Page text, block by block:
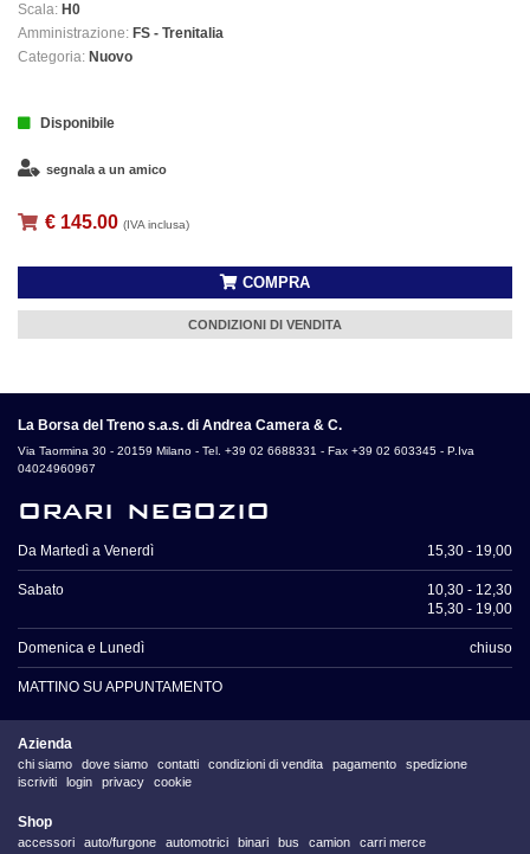
Scala: H0
Amministrazione: FS - Trenitalia
Categoria: Nuovo
Disponibile
segnala a un amico
€ 145.00 (IVA inclusa)
COMPRA
CONDIZIONI DI VENDITA
La Borsa del Treno s.a.s. di Andrea Camera & C.
Via Taormina 30 - 20159 Milano - Tel. +39 02 6688331 - Fax +39 02 603345 - P.Iva
04024960967
orari negozio
Da Martedì a Venerdì 15,30 - 19,00
Sabato
10,30 - 12,30
15,30 - 19,00
Domenica e Lunedì chiuso
MATTINO SU APPUNTAMENTO
Azienda
chi siamo dove siamo contatti condizioni di vendita pagamento
spedizione
iscriviti
login privacy cookie
Shop
accessori auto/furgone automotrici binari bus camion
carri merce